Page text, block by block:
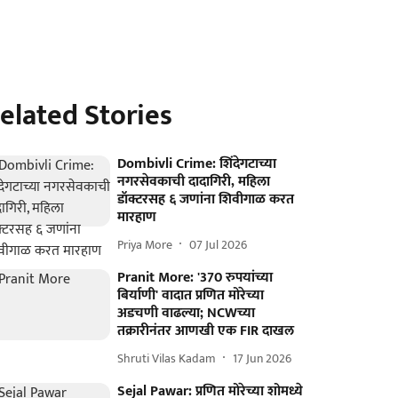
Stories
Dombivli Crime: शिंदेगटाच्या
नगरसेवकाची दादागिरी, महिला
डॉक्टरसह ६ जणांना शिवीगाळ करत
मारहाण
Priya More 07 Jul 2026
Pranit More: '370 रुपयांच्या
बिर्याणी' वादात प्रणित मोरेच्या
अडचणी वाढल्या; NCWच्या
तक्रारीनंतर आणखी एक FIR दाखल
Shruti Vilas Kadam 17 Jun 2026
Sejal Pawar: प्रणित मोरेच्या शोमध्ये